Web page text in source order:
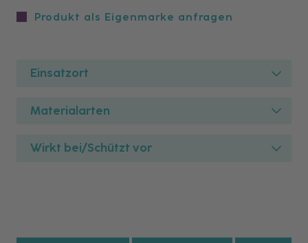
Produkt als Eigenmarke anfragen
Einsatzort
Materialarten
Wirkt bei/Schützt vor